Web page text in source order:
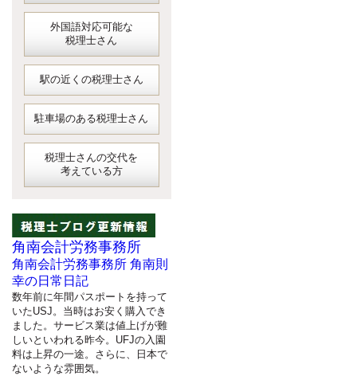
外国語対応可能な
税理士さん
駅の近くの税理士さん
駐車場のある税理士さん
税理士さんの交代を
考えている方
角南会計労務事務所
角南会計労務事務所 角南則
幸の日常日記
数年前に年間パスポートを持って
いたUSJ。当時はお安く購入でき
ました。サービス業は値上げが難
しいといわれる昨今。UFJの入園
料は上昇の一途。さらに、日本で
ないような雰囲気。